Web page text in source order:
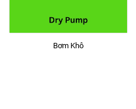
Bơm Khô